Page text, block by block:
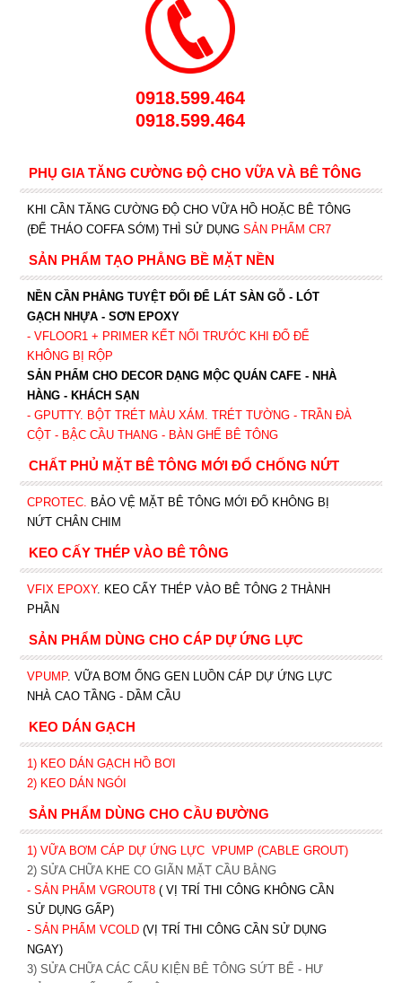
0918.599.464
0918.599.464
PHỤ GIA TĂNG CƯỜNG ĐỘ CHO VỮA VÀ BÊ TÔNG
KHI CẦN TĂNG CƯỜNG ĐỘ CHO VỮA HỒ HOẶC BÊ TÔNG
(ĐỂ THÁO COFFA SỚM) THÌ SỬ DỤNG SẢN PHẨM CR7
SẢN PHẨM TẠO PHẲNG BỀ MẶT NỀN
NỀN CẦN PHẲNG TUYỆT ĐỐI ĐỂ LÁT SÀN GỖ - LÓT
GẠCH NHỰA - SƠN EPOXY
- VFLOOR1+ PRIMER KẾT NỐI TRƯỚC KHI ĐỔ ĐỂ
KHÔNG BỊ RỘP
SẢN PHẨM CHO DECOR DẠNG MỘC QUÁN CAFE - NHÀ
HÀNG - KHÁCH SẠN
- GPUTTY. BỘT TRÉT MÀU XÁM. TRÉT TƯỜNG - TRẦN ĐÀ
CỘT - BẬC CẦU THANG - BÀN GHẾ BÊ TÔNG
CHẤT PHỦ MẶT BÊ TÔNG MỚI ĐỔ CHỐNG NỨT
CPROTEC. BẢO VỆ MẶT BÊ TÔNG MỚI ĐỔ KHÔNG BỊ
NỨT CHÂN CHIM
KEO CẤY THÉP VÀO BÊ TÔNG
VFIX EPOXY. KEO CẤY THÉP VÀO BÊ TÔNG 2 THÀNH
PHẦN
SẢN PHẨM DÙNG CHO CÁP DỰ ỨNG LỰC
VPUMP. VỮA BƠM ỐNG GEN LUỒN CÁP DỰ ỨNG LỰC
NHÀ CAO TẦNG - DẦM CẦU
KEO DÁN GẠCH
1) KEO DÁN GẠCH HỒ BƠI
2) KEO DÁN NGÓI
SẢN PHẨM DÙNG CHO CẦU ĐƯỜNG
1) VỮA BƠM CÁP DỰ ỨNG LỰC VPUMP (CABLE GROUT)
2) SỬA CHỮA KHE CO GIÃN MẶT CẦU BẰNG
- SẢN PHẨM VGROUT8 ( VỊ TRÍ THI CÔNG KHÔNG CẦN
SỬ DỤNG GẤP)
- SẢN PHẨM VCOLD (VỊ TRÍ THI CÔNG CẦN SỬ DỤNG
NGAY)
3) SỬA CHỮA CÁC CẤU KIỆN BÊ TÔNG SỨT BỂ - HƯ